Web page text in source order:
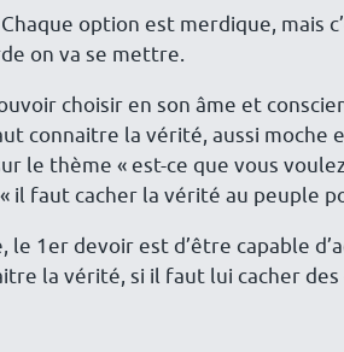
option est merdique, mais
on va se mettre.
choisir en son âme et
connaitre la vérité, aussi moche
le thème « est-ce que vous
il faut cacher la vérité au peuple
1er devoir est d’être capable
la vérité, si il faut lui cacher des